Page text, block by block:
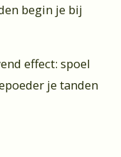
begin je bij
effect: spoel
je tanden